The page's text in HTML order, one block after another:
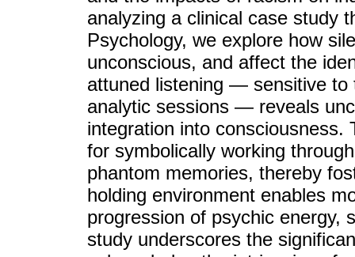
analyzing a clinical case study
Psychology, we explore how
unconscious, and affect the
attuned listening — sensitive to
analytic sessions — reveals
integration into consciousness.
for symbolically working
phantom memories, thereby
holding environment enables
progression of psychic energy,
study underscores the